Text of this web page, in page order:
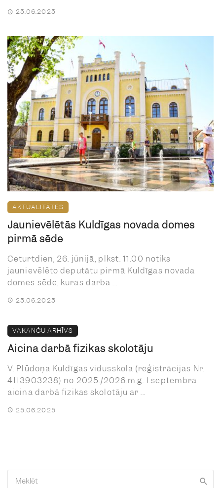
25.06.2025
AKTUALITĀTES
Jaunievēlētās Kuldīgas novada domes
pirmā sēde
Ceturtdien, 26. jūnijā, plkst. 11.00 notiks
jaunievēlēto deputātu pirmā Kuldīgas novada
domes sēde, kuras darba ...
25.06.2025
VAKANČU ARHĪVS
Aicina darbā fizikas skolotāju
V. Plūdoņa Kuldīgas vidusskola (reģistrācijas Nr.
4113903238) no 2025./2026.m.g. 1.septembra
aicina darbā fizikas skolotāju ar ...
25.06.2025